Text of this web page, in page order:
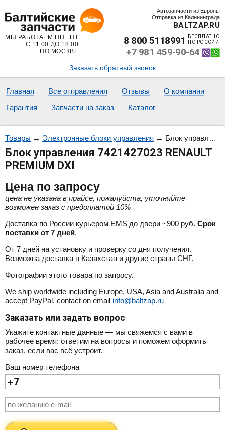
Автозапчасти из Европы
Отправка из Калининграда
BALTZAP.RU
МЫ РАБОТАЕМ ПН...ПТ
С 11:00 ДО 18:00
ПО МОСКВЕ
8 800 5118991
БЕСПЛАТНО
ПО РОССИИ
+7 981 459-90-64
Заказать обратный звонок
Главная Все отправления Отзывы
О компании
Гарантия
Запчасти на заказ Каталог
Товары → Электронные блоки управления → Блок управления 7421427023 RENAULT PREMIUM DXI
Блок управления 7421427023 RENAULT
PREMIUM DXI
Цена по запросу
цена не указана в прайсе, пожалуйста, уточняйте
возможен заказ с предоплатой 10%
Доставка по России курьером EMS до двери ~900 руб. Срок
поставки от 7 дней.
От 7 дней на установку и проверку со дня получения.
Возможна доставка в Казахстан и другие страны СНГ.
Фотографии этого товара по запросу.
We ship worldwide including Europe, USA, Asia and Australia and
accept PayPal, contact on email info@baltzap.ru
Заказать или задать вопрос
Укажите контактные данные — мы свяжемся с вами в
рабочее время: ответим на вопросы и поможем оформить
заказ, если вас всё устроит.
Ваш номер телефона